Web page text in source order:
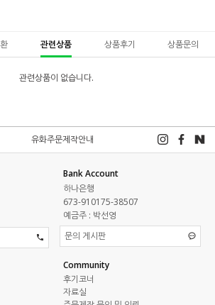
관련상품 상품후기 상품문의
관련상품이 없습니다.
유화주문제작안내
Bank Account
하나은행
673-910175-38507
예금주 : 박선영
문의 게시판
Community
후기코너
자료실